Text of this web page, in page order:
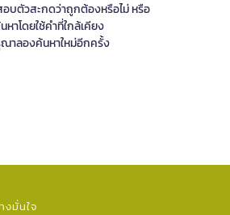
บตัวสะกดว่าถูกต้องหรือไม่ หรือ
หาโดยใช้คำที่ใกล้เคียง
าลองค้นหาใหม่อีกครั้ง
งมั่นใจ​